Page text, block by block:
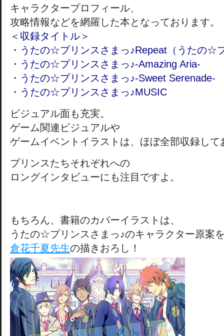
キャラクタープロフィール、
攻略情報などを網羅した本となっております。
＜収録タイトル＞
・うたの☆プリンスさまっ♪Repeat（うたの☆
・うたの☆プリンスさまっ♪-Amazing Aria-
・うたの☆プリンスさまっ♪-Sweet Serenade-
・うたの☆プリンスさまっ♪MUSIC
ビジュアル面も充実。
ゲーム関連ビジュアルや
ゲームイベントイラストは、ほぼ全部収録して
プリンスたちそれぞれへの
ロングインタビューにも注目ですよ。
もちろん、書籍のカバーイラストは、
うたの☆プリンスさまっ♪のキャラクター原案
倉花千夏先生の描きおろし！